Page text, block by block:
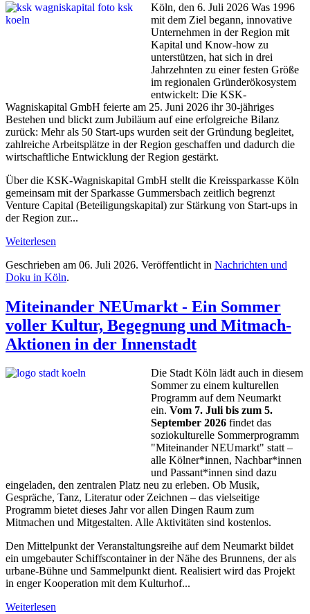
Köln, den 6. Juli 2026 Was 1996
mit dem Ziel begann, innovative
Unternehmen in der Region mit
Kapital und Know-how zu
unterstützen, hat sich in drei
Jahrzehnten zu einer festen Größe
im regionalen Gründerökosystem
entwickelt: Die KSK-
Wagniskapital GmbH feierte am 25. Juni 2026 ihr 30-jähriges
Bestehen und blickt zum Jubiläum auf eine erfolgreiche Bilanz
zurück: Mehr als 50 Start-ups wurden seit der Gründung begleitet,
zahlreiche Arbeitsplätze in der Region geschaffen und dadurch die
wirtschaftliche Entwicklung der Region gestärkt.
Über die KSK-Wagniskapital GmbH stellt die Kreissparkasse Köln
gemeinsam mit der Sparkasse Gummersbach zeitlich begrenzt
Venture Capital (Beteiligungskapital) zur Stärkung von Start-ups in
der Region zur...
Weiterlesen
Geschrieben am 06. Juli 2026. Veröffentlicht in Nachrichten und
Doku in Köln.
Miteinander NEUmarkt - Ein Sommer
voller Kultur, Begegnung und Mitmach-
Aktionen in der Innenstadt
Die Stadt Köln lädt auch in diesem
Sommer zu einem kulturellen
Programm auf dem Neumarkt
ein. Vom 7. Juli bis zum 5.
September 2026 findet das
soziokulturelle Sommerprogramm
"Miteinander NEUmarkt" statt –
alle Kölner*innen, Nachbar*innen
und Passant*innen sind dazu
eingeladen, den zentralen Platz neu zu erleben. Ob Musik,
Gespräche, Tanz, Literatur oder Zeichnen – das vielseitige
Programm bietet dieses Jahr vor allen Dingen Raum zum
Mitmachen und Mitgestalten. Alle Aktivitäten sind kostenlos.
Den Mittelpunkt der Veranstaltungsreihe auf dem Neumarkt bildet
ein umgebauter Schiffscontainer in der Nähe des Brunnens, der als
urbane-Bühne und Sammelpunkt dient. Realisiert wird das Projekt
in enger Kooperation mit dem Kulturhof...
Weiterlesen